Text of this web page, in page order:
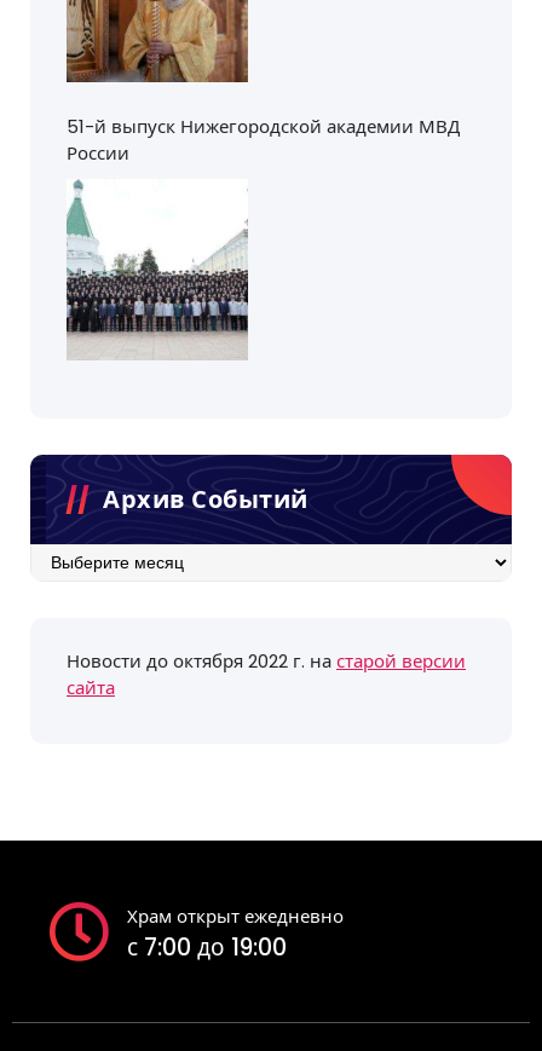
51-й выпуск Нижегородской академии МВД
России
Архив Событий
Архив
Новости до октября 2022 г. настарой версии
сайта
Храм открыт ежедневно
с 7:00 до 19:00